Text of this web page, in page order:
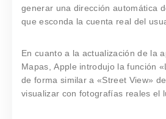
generar una dirección automática
que esconda la cuenta real del
En cuanto a la actualización de la
Mapas, Apple introdujo la función
de forma similar a «Street View»
visualizar con fotografías reales el